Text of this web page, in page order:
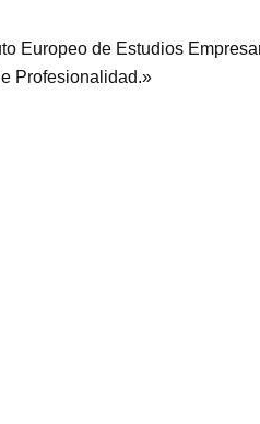
Europeo de Estudios
Profesionalidad.»